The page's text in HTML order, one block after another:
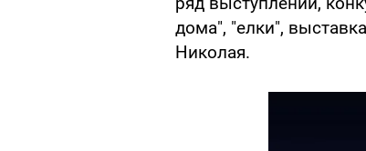
дома", "елки",
Николая.